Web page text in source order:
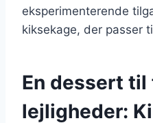
eksperimenterende
kiksekage, der passer
En dessert
lejligheder: